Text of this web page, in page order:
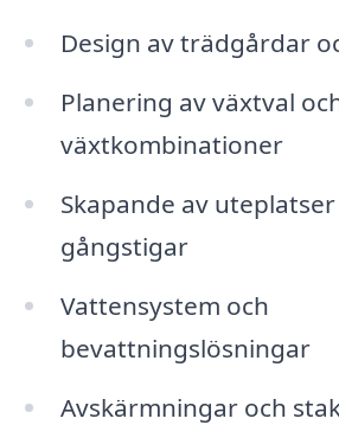
Design av trädgårdar
Planering av växtval
växtkombinationer
Skapande av
gångstigar
Vattensystem och
bevattningslösningar
Avskärmningar och